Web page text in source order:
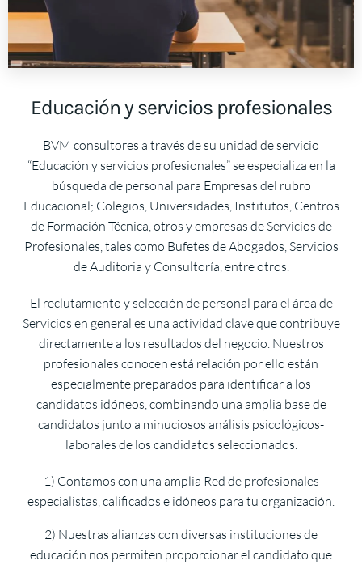
Educación y servicios profesionales
BVM consultores a través de su unidad de servicio
“Educación y servicios profesionales” se especializa en la
búsqueda de personal para Empresas del rubro
Educacional; Colegios, Universidades, Institutos, Centros
de Formación Técnica, otros y empresas de Servicios de
Profesionales, tales como Bufetes de Abogados, Servicios
de Auditoria y Consultoría, entre otros.
El reclutamiento y selección de personal para el área de
Servicios en general es una actividad clave que contribuye
directamente a los resultados del negocio. Nuestros
profesionales conocen está relación por ello están
especialmente preparados para identificar a los
candidatos idóneos, combinando una amplia base de
candidatos junto a minuciosos análisis psicológicos-
laborales de los candidatos seleccionados.
1) Contamos con una amplia Red de profesionales
especialistas, calificados e idóneos para tu organización.
2) Nuestras alianzas con diversas instituciones de
educación nos permiten proporcionar el candidato que